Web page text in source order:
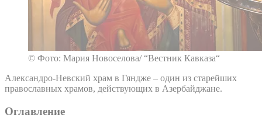
© Фото: Мария Новоселова/ “Вестник Кавказа“
Александро-Невский храм в Гяндже – один из старейших
православных храмов, действующих в Азербайджане.
Оглавление